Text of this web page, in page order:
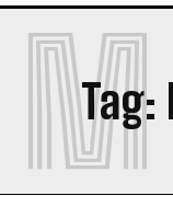
Tag:
M